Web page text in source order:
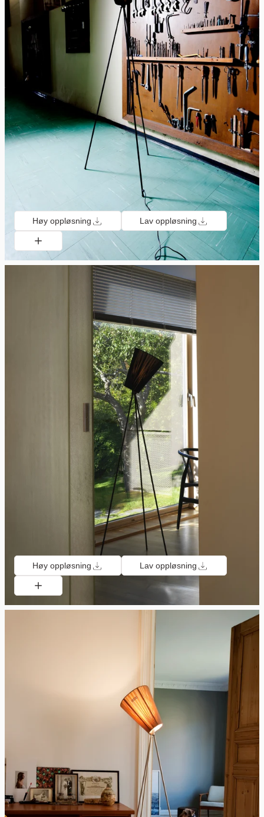
Høy oppløsning Lav oppløsning
Høy oppløsning Lav oppløsning